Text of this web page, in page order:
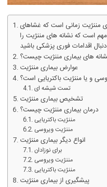
مننژیت زمانی است که غشاهای
است که نشانه های مننژیت را
های بیماری مننژیت چیست؟
عوارض بیماری مننژیت
و یا مننژیت باکتریایی است؟
تست شیشه ای
تشخیص بیماری مننژیت
درمان بیماری مننژیت چیست؟
مننژیت باکتریایی
مننژیت ویروسی
انواع دیگر بیماری مننژیت
برای نوزادان
مننژیت ویروسی
مننژیت باکتریایی
پیشگیری از بیماری مننژیت